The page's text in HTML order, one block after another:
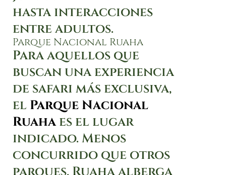
hasta interacciones
entre adultos.
Parque Nacional Ruaha
Para aquellos que
buscan una experiencia
de safari más exclusiva,
el Parque Nacional
Ruahaes el lugar
indicado. Menos
concurrido que otros